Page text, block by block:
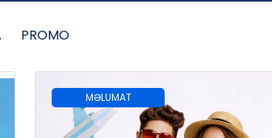
PROMO
MƏLUMAT